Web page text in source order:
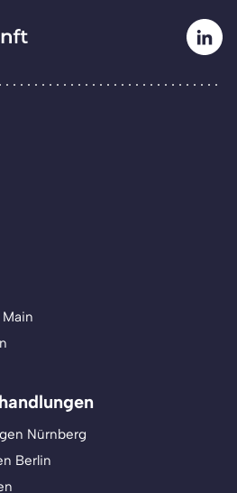
Nürnberg
Berlin